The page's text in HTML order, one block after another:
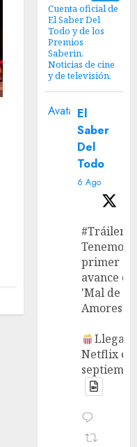
Cuenta oficial de
El Saber Del
Todo y de los
Premios
Saberin.
Noticias de cine
y de televisión.
Avatar El
Saber
Del
Todo
6 Ago
#Tráiler
Tenemos
primer
avance de
'Mal de
Amores'.
Llega a
Netflix en